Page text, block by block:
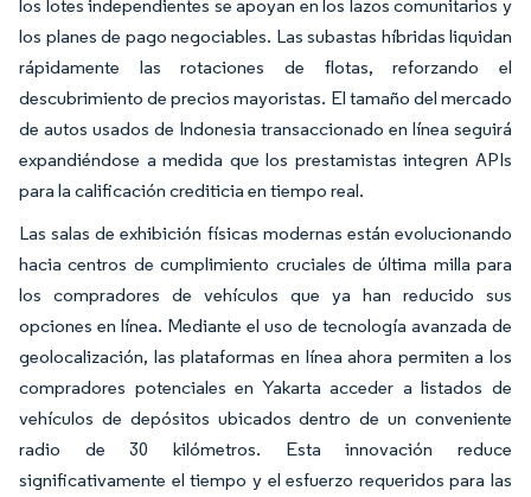
los lotes independientes se apoyan en los lazos comunitarios y
los planes de pago negociables. Las subastas híbridas liquidan
rápidamente las rotaciones de flotas, reforzando el
descubrimiento de precios mayoristas. El tamaño del mercado
de autos usados de Indonesia transaccionado en línea seguirá
expandiéndose a medida que los prestamistas integren APIs
para la calificación crediticia en tiempo real.
Las salas de exhibición físicas modernas están evolucionando
hacia centros de cumplimiento cruciales de última milla para
los compradores de vehículos que ya han reducido sus
opciones en línea. Mediante el uso de tecnología avanzada de
geolocalización, las plataformas en línea ahora permiten a los
compradores potenciales en Yakarta acceder a listados de
vehículos de depósitos ubicados dentro de un conveniente
radio de 30 kilómetros. Esta innovación reduce
significativamente el tiempo y el esfuerzo requeridos para las